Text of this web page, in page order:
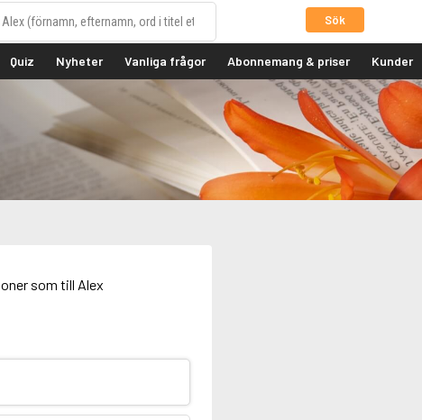
Sök
Quiz Nyheter Vanliga frågor Abonnemang & priser Kunder
som till Alex